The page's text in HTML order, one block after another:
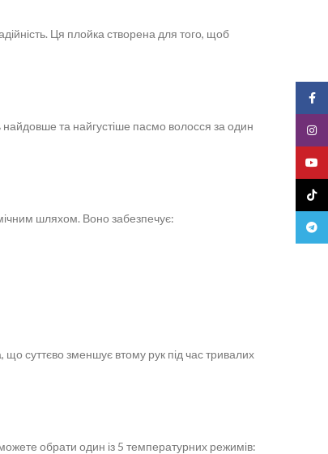
Ця плойка створена для того, щоб
та найгустіше пасмо волосся за один
шляхом. Воно забезпечує:
суттєво зменшує втому рук під час тривалих
обрати один із 5 температурних режимів: